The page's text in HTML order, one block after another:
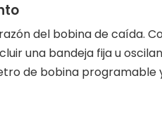
del bobina de caída.
una bandeja fija u
de bobina